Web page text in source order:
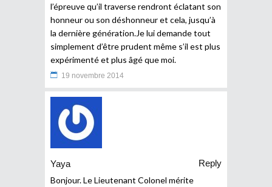
l’épreuve qu’il traverse rendront éclatant son
honneur ou son déshonneur et cela, jusqu’à
la dernière génération.Je lui demande tout
simplement d’être prudent même s’il est plus
expérimenté et plus âgé que moi.
19 novembre 2014
Yaya
Reply
Bonjour. Le Lieutenant Colonel mérite